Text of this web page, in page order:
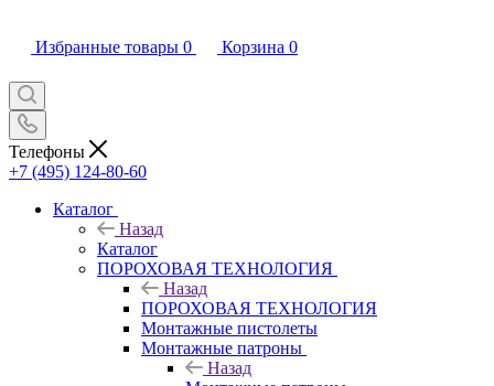
Избранные товары 0 Корзина 0
Телефоны
+7 (495) 124-80-60
Каталог
Назад
Каталог
ПОРОХОВАЯ ТЕХНОЛОГИЯ
Назад
ПОРОХОВАЯ ТЕХНОЛОГИЯ
Монтажные пистолеты
Монтажные патроны
Назад